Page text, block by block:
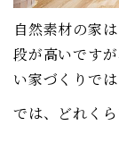
自然素材の家
段が高いです
い家づくりでは
では、どれく